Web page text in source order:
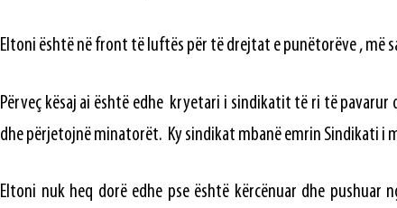
Eltoni është në front të luftës për të drejtat e punëtorëve , më
Përveç kësaj ai është edhe kryetari i sindikatit të ri të
dhe përjetojnë minatorët. Ky sindikat mbanë emrin Sindikati i
Eltoni nuk heq dorë edhe pse është kërcënuar dhe